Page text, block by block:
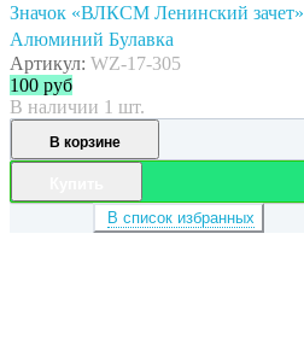
Значок «ВЛКСМ Ленинский зачет»
Алюминий Булавка
Артикул: WZ-17-305
100 руб
В наличии 1 шт.
В корзине
В список избранных